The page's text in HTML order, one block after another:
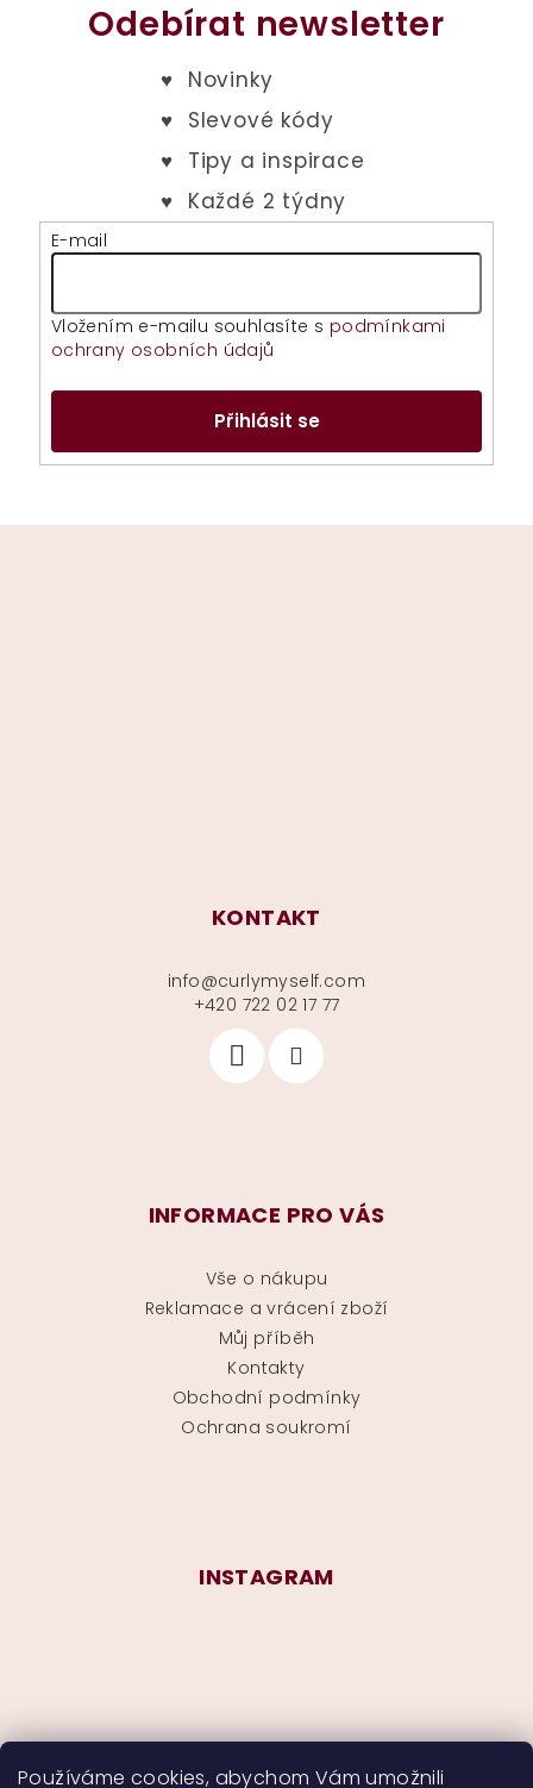
Používáme cookies, abychom Vám umožnili
Odebírat newsletter
E-mail
Vložením e-mailu souhlasíte s podmínkami
ochrany osobních údajů
Přihlásit se
KONTAKT
info@curlymyself.com
+420 722 02 17 77
INFORMACE PRO VÁS
Vše o nákupu
Reklamace a vrácení zboží
Můj příběh
Kontakty
Obchodní podmínky
Ochrana soukromí
INSTAGRAM